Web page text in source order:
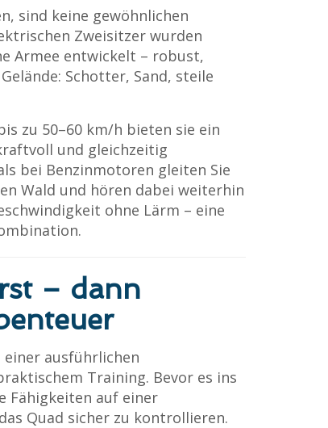
sind keine gewöhnlichen
Zweisitzer wurden
Armee entwickelt – robust,
Schotter, Sand, steile
zu 50–60 km/h bieten sie ein
und gleichzeitig
bei Benzinmotoren gleiten Sie
Wald und hören dabei weiterhin
ohne Lärm – eine
– dann
ausführlichen
Training. Bevor es ins
Fähigkeiten auf einer
Quad sicher zu kontrollieren.